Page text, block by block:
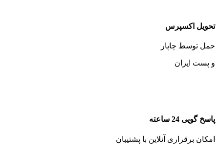
تحویل اکسپرس
حمل توسط چاپار
و پست ایران
پاسخ گویی 24 ساعته
امکان برقراری آنلاین با پشتیبان